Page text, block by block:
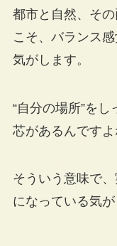
都市と自然、そ
こそ、バランス
気がします。
“自分の場所”を
芯があるんですよ
そういう意味で
になっている気が